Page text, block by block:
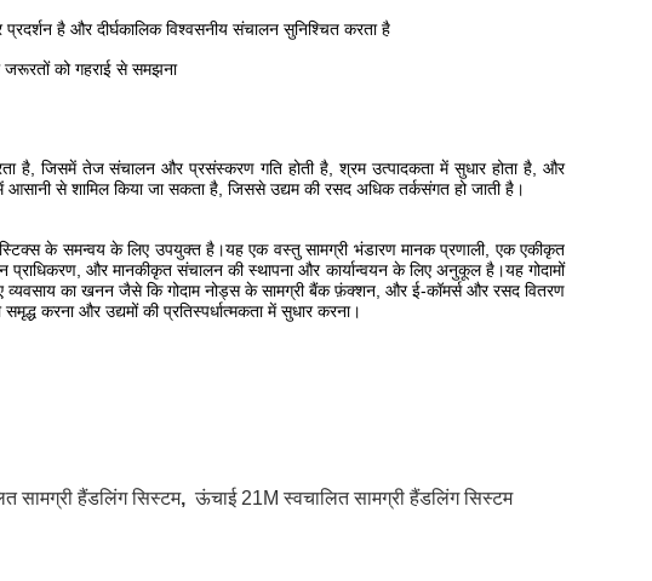
है और दीर्घकालिक विश्वसनीय संचालन सुनिश्चित करता है
जरूरतों को गहराई से समझना
है, जिसमें तेज संचालन और प्रसंस्करण गति होती है, श्रम उत्पादकता में सुधार होता है, और
आसानी से शामिल किया जा सकता है, जिससे उद्यम की रसद अधिक तर्कसंगत हो जाती है।
के समन्वय के लिए उपयुक्त है।यह एक वस्तु सामग्री भंडारण मानक प्रणाली, एक एकीकृत
प्राधिकरण, और मानकीकृत संचालन की स्थापना और कार्यान्वयन के लिए अनुकूल है।यह गोदामों
व्यवसाय का खनन जैसे कि गोदाम नोड्स के सामग्री बैंक फ़ंक्शन, और ई-कॉमर्स और रसद वितरण
करना और उद्यमों की प्रतिस्पर्धात्मकता में सुधार करना।
सामग्री हैंडलिंग सिस्टम,ऊंचाई 21M स्वचालित सामग्री हैंडलिंग सिस्टम